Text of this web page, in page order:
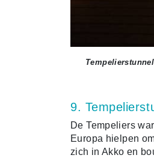
9.
De Tempeliers
Europa hielpen
zich in Akko en